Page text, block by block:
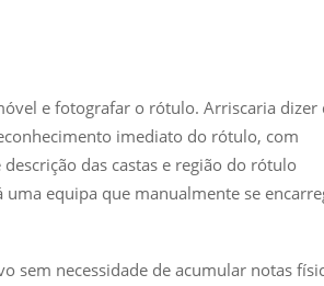
e fotografar o rótulo. Arriscaria dizer
imediato do rótulo, com
das castas e região do rótulo
equipa que manualmente se
sem necessidade de acumular notas